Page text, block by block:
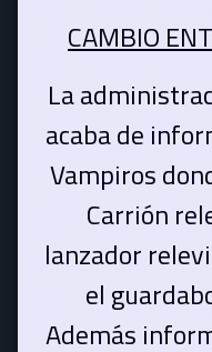
CAMBIO
La
acaba de
Vampiros
Carrión
lanzador
el
Además